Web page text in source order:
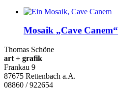
Mosaik „Cave Canem“
Thomas Schöne
art + grafik
Frankau 9
87675 Rettenbach a.A.
08860 / 922654